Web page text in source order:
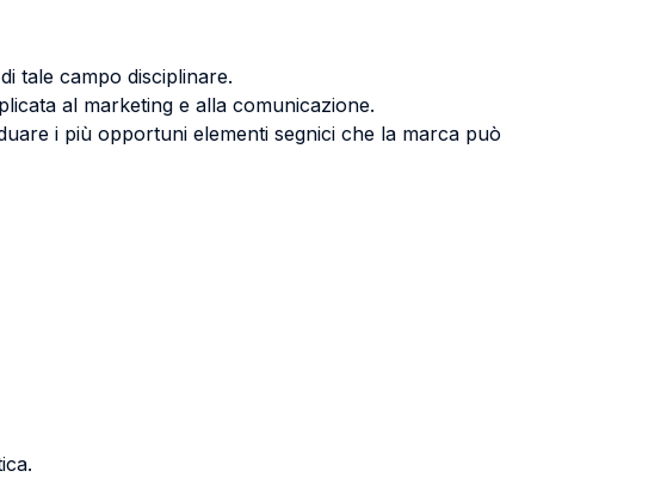
tale campo disciplinare.
al marketing e alla comunicazione.
i più opportuni elementi segnici che la marca può